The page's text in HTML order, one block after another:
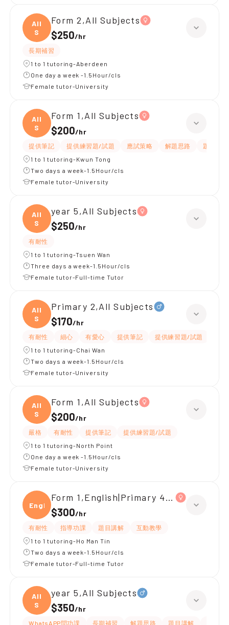
All
S
Form 2,All Subjects
$250/hr
長期補習
1 to 1 tutoring-Aberdeen
One day a week -1.5Hour/cls
Female tutor-University
All
S
Form 1,All Subjects
$200/hr
提供筆記 提供練習題/試題 應試策略 解題思路
題目講解
1 to 1 tutoring-Kwun Tong
Two days a week-1.5Hour/cls
Female tutor-University
All
S
year 5,All Subjects
$250/hr
有耐性
1 to 1 tutoring-Tsuen Wan
Three days a week-1.5Hour/cls
Female tutor-Full-time Tutor
All
S
Primary 2,All Subjects
$170/hr
有耐性 細心 有愛心 提供筆記 提供練習題/試題
1 to 1 tutoring-Chai Wan
Two days a week-1.5Hour/cls
Female tutor-University
All
S
Form 1,All Subjects
$200/hr
嚴格 有耐性 提供筆記
提供練習題/試題
1 to 1 tutoring-North Point
One day a week -1.5Hour/cls
Female tutor-University
Engli
Form 1,English|Primary 4,All Subjects
$300/hr
有耐性 指導功課 題目講解
互動教學
1 to 1 tutoring-Ho Man Tin
Two days a week-1.5Hour/cls
Female tutor-Full-time Tutor
All
S
year 5,All Subjects
$350/hr
WhatsAPP問功課 長期補習 解題思路 題目講解